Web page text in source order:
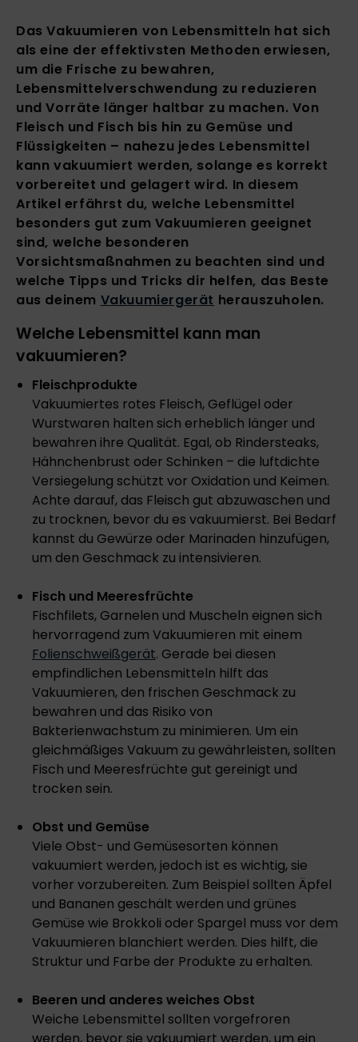
Das Vakuumieren von Lebensmitteln hat sich
als eine der effektivsten Methoden erwiesen,
um die Frische zu bewahren,
Lebensmittelverschwendung zu reduzieren
und Vorräte länger haltbar zu machen. Von
Fleisch und Fisch bis hin zu Gemüse und
Flüssigkeiten – nahezu jedes Lebensmittel
kann vakuumiert werden, solange es korrekt
vorbereitet und gelagert wird. In diesem
Artikel erfährst du, welche Lebensmittel
besonders gut zum Vakuumieren geeignet
sind, welche besonderen
Vorsichtsmaßnahmen zu beachten sind und
welche Tipps und Tricks dir helfen, das Beste
aus deinem Vakuumiergerät herauszuholen.
Welche Lebensmittel kann man
vakuumieren?
Fleischprodukte
Vakuumiertes rotes Fleisch, Geflügel oder
Wurstwaren halten sich erheblich länger und
bewahren ihre Qualität. Egal, ob Rindersteaks,
Hähnchenbrust oder Schinken – die luftdichte
Versiegelung schützt vor Oxidation und Keimen.
Achte darauf, das Fleisch gut abzuwaschen und
zu trocknen, bevor du es vakuumierst. Bei Bedarf
kannst du Gewürze oder Marinaden hinzufügen,
um den Geschmack zu intensivieren.
Fisch und Meeresfrüchte
Fischfilets, Garnelen und Muscheln eignen sich
hervorragend zum Vakuumieren mit einem
Folienschweißgerät. Gerade bei diesen
empfindlichen Lebensmitteln hilft das
Vakuumieren, den frischen Geschmack zu
bewahren und das Risiko von
Bakterienwachstum zu minimieren. Um ein
gleichmäßiges Vakuum zu gewährleisten, sollten
Fisch und Meeresfrüchte gut gereinigt und
trocken sein.
Obst und Gemüse
Viele Obst- und Gemüsesorten können
vakuumiert werden, jedoch ist es wichtig, sie
vorher vorzubereiten. Zum Beispiel sollten Äpfel
und Bananen geschält werden und grünes
Gemüse wie Brokkoli oder Spargel muss vor dem
Vakuumieren blanchiert werden. Dies hilft, die
Struktur und Farbe der Produkte zu erhalten.
Beeren und anderes weiches Obst
Weiche Lebensmittel sollten vorgefroren